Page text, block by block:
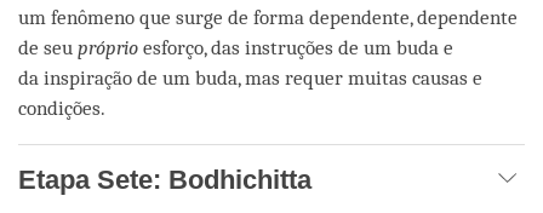
um fenômeno que surge de forma dependente, dependente
de seu próprio esforço, das instruções de um buda e
da inspiração de um buda, mas requer muitas causas e
condições.
Etapa Sete: Bodhichitta